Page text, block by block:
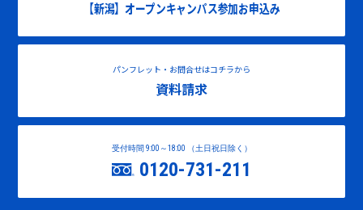
【新潟】オープンキャンパス参加お申込み
パンフレット・お問合せはコチラから
資料請求
受付時間 9:00～18:00 （土日祝日除く）
0120-731-211